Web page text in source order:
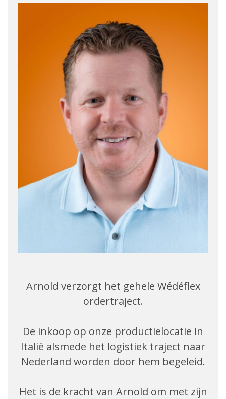
Arnold verzorgt het gehele Wédéflex
ordertraject.
De inkoop op onze productielocatie in
Italië alsmede het logistiek traject naar
Nederland worden door hem begeleid.
Het is de kracht van Arnold om met zijn